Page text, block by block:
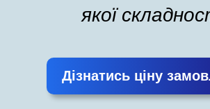
якої
Дізнатись ціну